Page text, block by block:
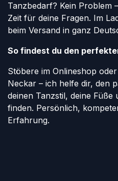
Tanzbedarf? Kein Problem
Zeit für deine Fragen. Im
beim Versand in ganz
So findest du den
Stöbere im Onlineshop
Neckar – ich helfe dir, den
deinen Tanzstil, deine Füße
finden. Persönlich,
Erfahrung.